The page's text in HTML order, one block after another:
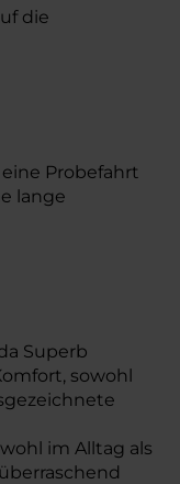
die
Probefahrt
lange
Superb
sowohl
im Alltag als